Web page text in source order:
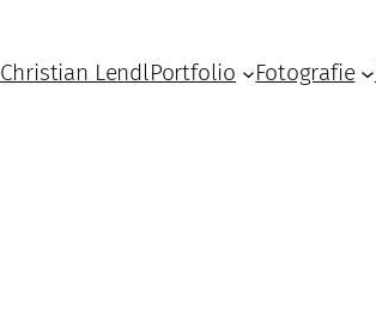
Christian LendlPortfolio Fotografie